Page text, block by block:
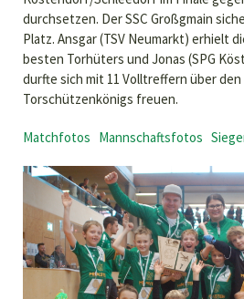
durchsetzen. Der SSC Großgmain
Platz. Ansgar (TSV Neumarkt) erhielt
besten Torhüters und Jonas (SPG
durfte sich mit 11 Volltreffern über den
Torschützenkönigs freuen.
Matchfotos Mannschaftsfotos